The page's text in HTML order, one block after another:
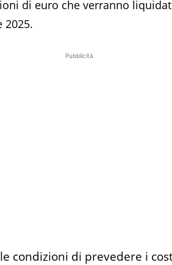
di euro che verranno
2025.
Pubblicità
condizioni di prevedere i